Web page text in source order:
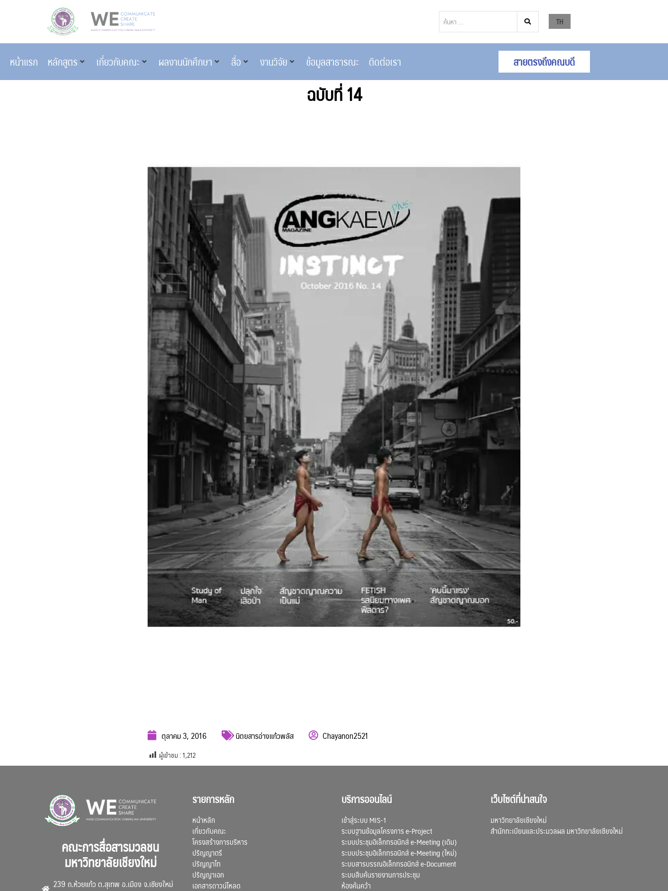
TH
หน้าแรก หลักสูตร เกี่ยวกับคณะ ผลงานนักศึกษา สื่อ งานวิจัย ข้อมูลสาธารณะ ติดต่อเรา สายตรงถึงคณบดี
ฉบับที่ 14
ตุลาคม 3, 2016 นิตยสารอ่างแก้วพลัส Chayanon2521
ผู้เข้าชม :1,212
คณะการสื่อสารมวลชน
มหาวิทยาลัยเชียงใหม่
239 ถ.ห้วยแก้ว ต.สุเทพ อ.เมือง จ.เชียงใหม่
รายการหลัก
หน้าหลัก
เกี่ยวกับคณะ
โครงสร้างการบริหาร
ปริญญาตรี
ปริญญาโท
ปริญญาเอก
เอกสารดาวน์โหลด
บริการออนไลน์
เข้าสู่ระบบ MIS-1
ระบบฐานข้อมูลโครงการ e-Project
ระบบประชุมอิเล็กทรอนิกส์ e-Meeting (เดิม)
ระบบประชุมอิเล็กทรอนิกส์ e-Meeting (ใหม่)
ระบบสารบรรณอิเล็กทรอนิกส์ e-Document
ระบบสืบค้นรายงานการประชุม
ห้องค้นคว้า
เว็บไซต์ที่น่าสนใจ
มหาวิทยาลัยเชียงใหม่
สำนักทะเบียนและประมวลผล มหาวิทยาลัยเชียงใหม่